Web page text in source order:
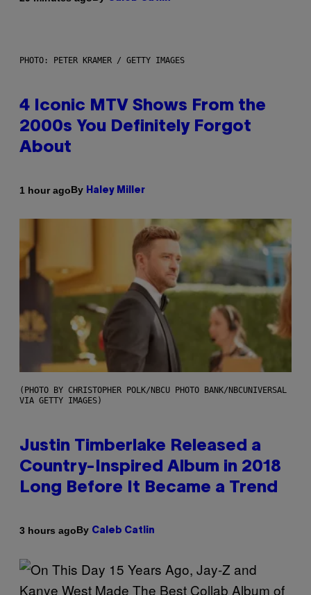
PHOTO: PETER KRAMER / GETTY IMAGES
4 Iconic MTV Shows From the
2000s You Definitely Forgot
About
1 hour agoBy Haley Miller
(PHOTO BY CHRISTOPHER POLK/NBCU PHOTO BANK/NBCUNIVERSAL
VIA GETTY IMAGES)
Justin Timberlake Released a
Country-Inspired Album in 2018
Long Before It Became a Trend
3 hours agoBy Caleb Catlin